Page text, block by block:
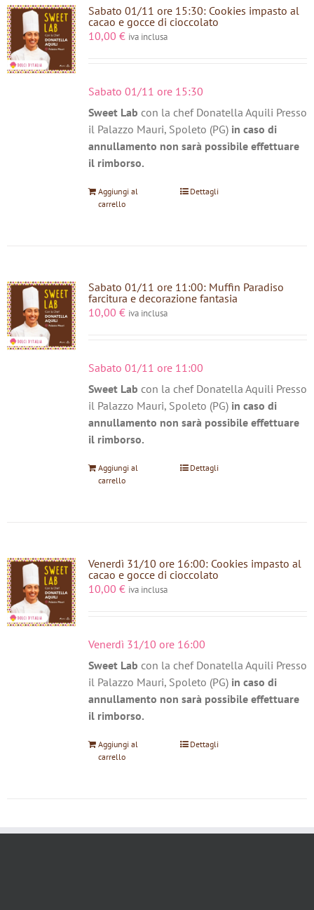
Sabato 01/11 ore 15:30: Cookies impasto al
cacao e gocce di cioccolato
10,00 € iva inclusa
Sabato 01/11 ore 15:30
Sweet Lab con la chef Donatella Aquili Presso
il Palazzo Mauri, Spoleto (PG) in caso di
annullamento non sarà possibile effettuare
il rimborso.
Aggiungi al
carrello
Dettagli
Sabato 01/11 ore 11:00: Muffin Paradiso
farcitura e decorazione fantasia
10,00 € iva inclusa
Sabato 01/11 ore 11:00
Sweet Lab con la chef Donatella Aquili Presso
il Palazzo Mauri, Spoleto (PG) in caso di
annullamento non sarà possibile effettuare
il rimborso.
Aggiungi al
carrello
Dettagli
Venerdì 31/10 ore 16:00: Cookies impasto al
cacao e gocce di cioccolato
10,00 € iva inclusa
Venerdì 31/10 ore 16:00
Sweet Lab con la chef Donatella Aquili Presso
il Palazzo Mauri, Spoleto (PG) in caso di
annullamento non sarà possibile effettuare
il rimborso.
Aggiungi al
carrello
Dettagli